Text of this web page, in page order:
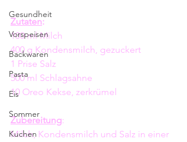
Gesundheit
Vorspeisen
Backwaren
Pasta
Eis
Sommer
Kuchen
Zutaten:
100 ml Milch
400 g Kondensmilch, gezuckert
1 Prise Salz
500 ml Schlagsahne
10 Oreo Kekse, zerkrümel
Zubereitung:
Milch, Kondensmilch und Salz in einer